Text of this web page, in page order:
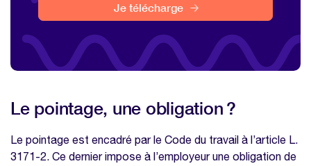
Je télécharge
Le pointage, une obligation ?
Le pointage est encadré par le Code du travail à l’article L.
3171-2. Ce dernier impose à l’employeur une obligation de